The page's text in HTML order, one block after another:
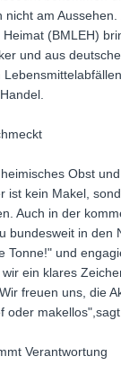
am
(BMLEH)
und aus
Obst
ist kein Makel,
Auch in der
bundesweit in
Tonne!" und
ein klares
freuen uns, die
oder
Verantwortung